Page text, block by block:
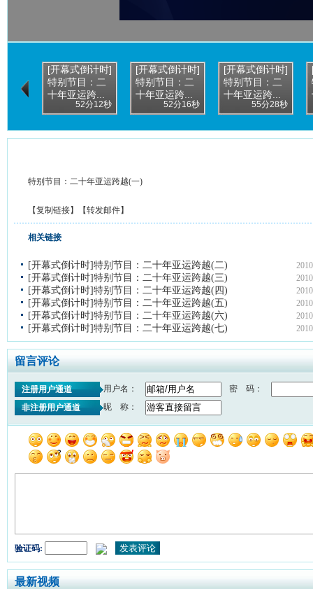
[开幕式倒计时]
特别节目：二
十年亚运跨...
52分12秒
[开幕式倒计时]
特别节目：二
十年亚运跨...
52分16秒
[开幕式倒计时]
特别节目：二
十年亚运跨...
55分28秒
特别节目：二十年亚运跨越(一)
【复制链接】【转发邮件】
相关链接
[开幕式倒计时]特别节目：二十年亚运跨越(二)
[开幕式倒计时]特别节目：二十年亚运跨越(三)
[开幕式倒计时]特别节目：二十年亚运跨越(四)
[开幕式倒计时]特别节目：二十年亚运跨越(五)
[开幕式倒计时]特别节目：二十年亚运跨越(六)
[开幕式倒计时]特别节目：二十年亚运跨越(七)
留言评论
注册用户通道 用户名：
密 码：
非注册用户通道
昵 称：
验证码:
最新视频